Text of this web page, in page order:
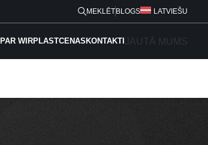
MEKLĒT BLOGS LATVIEŠU
PAR WIRPLASTCENAS KONTAKTI JAUTĀ MUMS